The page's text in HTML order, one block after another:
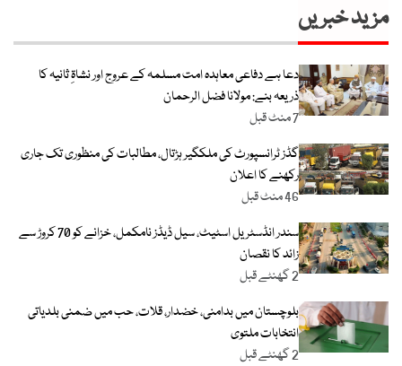
مزید خبریں
دعا ہے دفاعی معاہدہ امت مسلمہ کے عروج اور نشاۃِ ثانیہ کا
ذریعہ بنے: مولانا فضل الرحمان
7 منٹ قبل
گڈز ٹرانسپورٹ کی ملکگیر ہڑتال، مطالبات کی منظوری تک جاری
رکھنے کا اعلان
46 منٹ قبل
سندر انڈسٹریل اسٹیٹ، سیل ڈیڈز نامکمل، خزانے کو 70 کروڑ سے
زائد کا نقصان
2 گھنٹے قبل
بلوچستان میں بدامنی، خضدار، قلات، حب میں ضمنی بلدیاتی
انتخابات ملتوی
2 گھنٹے قبل